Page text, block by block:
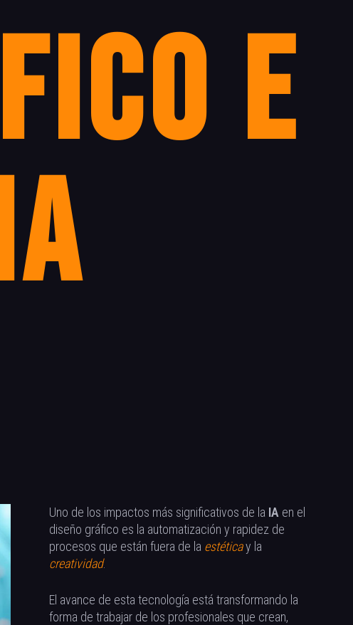
e
Uno de los impactos más significativos de la IA en el
diseño gráfico es la automatización y rapidez de
procesos que están fuera de la estéticay la
creatividad.
El avance de esta tecnología está transformando la
forma de trabajar de los profesionales que crean,